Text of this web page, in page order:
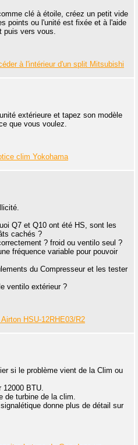
clé à étoile, créez un petit vide
points ou l'unité est fixée et à l'aide
puis vers vous.
à l'intérieur d'un split Mitsubishi
extérieure et tapez son modèle
que vous voulez.
clim Yokohama
Q7 et Q10 ont été HS, sont les
cachés ?
? froid ou ventilo seul ?
fréquence variable pour pouvoir
du Compresseur et les tester
ventilo extérieur ?
HSU-12RHE03/R2
si le problème vient de la Clim ou
12000 BTU.
de turbine de la clim.
donne plus de détail sur